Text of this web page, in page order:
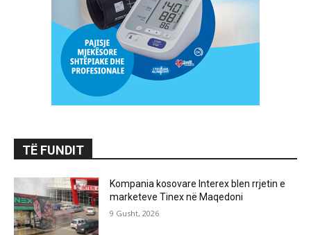
TË FUNDIT
Kompania kosovare Interex blen rrjetin e
marketeve Tinex në Maqedoni
9 Gusht, 2026